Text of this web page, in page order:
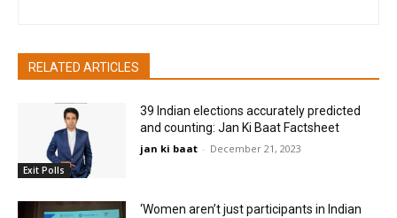
RELATED ARTICLES
Exit Polls
39 Indian elections accurately predicted
and counting: Jan Ki Baat Factsheet
jan ki baat - December 21, 2023
‘Women aren’t just participants in Indian